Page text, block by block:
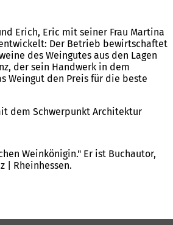
Erich, Eric mit seiner Frau Martina
Der Betrieb bewirtschaftet
des Weingutes aus den Lagen
der sein Handwerk in dem
Weingut den Preis für die beste
dem Schwerpunkt Architektur
Weinkönigin." Er ist Buchautor,
| Rheinhessen.